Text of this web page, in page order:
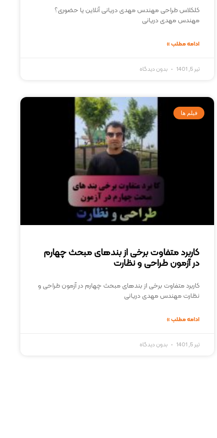
کلکلاس طراحی مهندس مهدی دریانی آنلاین یا حضوری؟
مهندس مهدی دریانی
ادامه مطلب »
تیر 5, 1401 بدون دیدگاه
فیلم ها
کاربرد متفاوت برخی از بندهای مبحث چهارم
در آزمون طراحی و نظارت
کاربرد متفاوت برخی از بندهای مبحث چهارم در آزمون طراحی و
نظارت مهندس مهدی دریانی
ادامه مطلب »
تیر 5, 1401 بدون دیدگاه